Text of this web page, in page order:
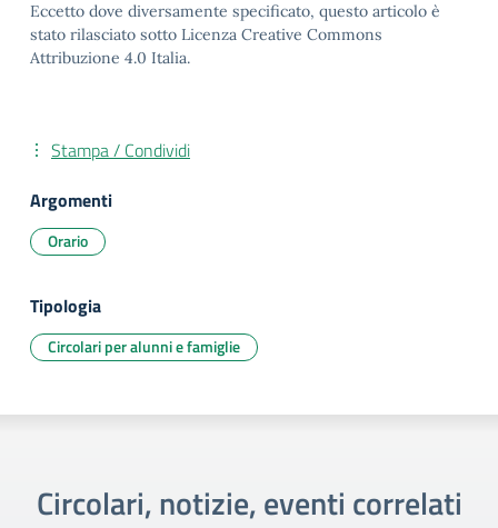
Eccetto dove diversamente specificato, questo articolo è
stato rilasciato sotto Licenza Creative Commons
Attribuzione 4.0 Italia.
Stampa / Condividi
Argomenti
Orario
Tipologia
Circolari per alunni e famiglie
Circolari, notizie, eventi correlati